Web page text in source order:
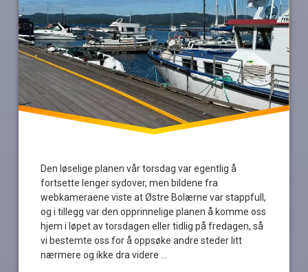
Den løselige planen vår torsdag var egentlig å
fortsette lenger sydover, men bildene fra
webkameraene viste at Østre Bolærne var stappfull,
og i tillegg var den opprinnelige planen å komme oss
hjem i løpet av torsdagen eller tidlig på fredagen, så
vi bestemte oss for å oppsøke andre steder litt
nærmere og ikke dra videre …